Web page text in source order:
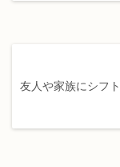
友人や家族にシフ